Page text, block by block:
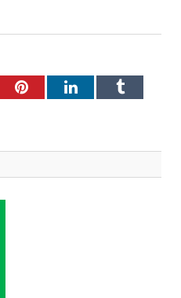
PinterestLinkedInTumblr